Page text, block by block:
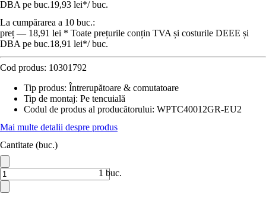
DBA pe buc.19,93 lei*/ buc.
La cumpărarea a 10 buc.:
preț — 18,91 lei * Toate prețurile conțin TVA și costurile DEEE și
DBA pe buc.18,91 lei*/ buc.
Cod produs: 10301792
Tip produs: Întrerupătoare & comutatoare
Tip de montaj: Pe tencuială
Codul de produs al producătorului: WPTC40012GR-EU2
Mai multe detalii despre produs
Cantitate (buc.)
1 buc.